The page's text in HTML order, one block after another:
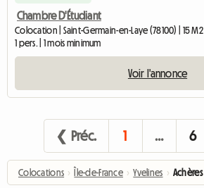
Chambre D'Étudiant
Colocation | Saint-Germain-en-Laye (78100) | 15 M2
1 pers. | 1 mois minimum
Voir l'annonce
❮ Préc. 1 … 6
Colocations › Île-de-France › Yvelines › Achères